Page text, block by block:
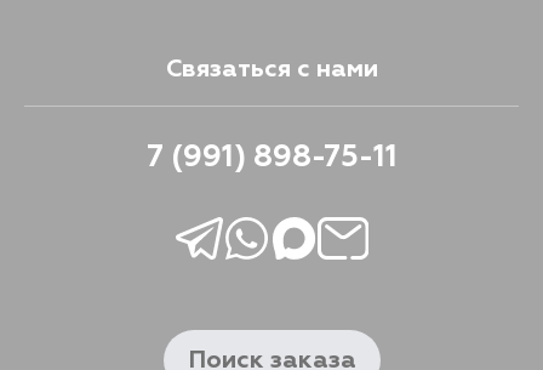
Связаться с нами
7 (991) 898-75-11
Поиск заказа